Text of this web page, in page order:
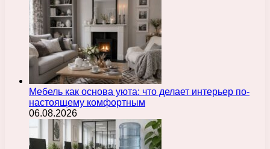
Мебель как основа уюта: что делает интерьер по-
настоящему комфортным
06.08.2026